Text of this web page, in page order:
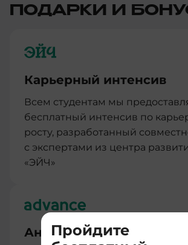
Пройдите
ПОДАРКИ И
Карьерный интенсив
Всем студентам мы
бесплатный интенсив по
росту, разработанный
с экспертами из центра
«ЭЙЧ»
Английский для IT